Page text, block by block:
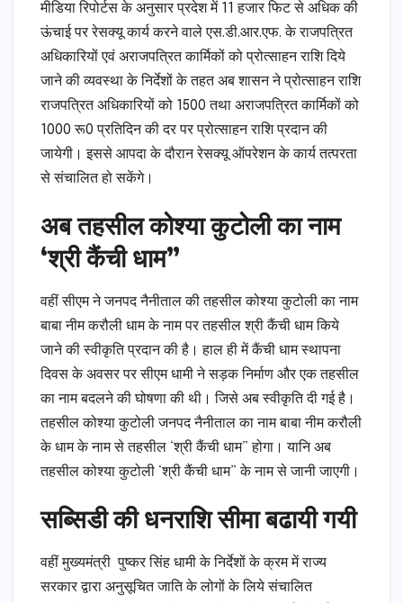
मीडिया रिपोर्टस के अनुसार प्रदेश में 11 हजार फिट से अधिक की
ऊंचाई पर रेसक्यू कार्य करने वाले एस.डी.आर.एफ. के राजपत्रित
अधिकारियों एवं अराजपत्रित कार्मिकों को प्रोत्साहन राशि दिये
जाने की व्यवस्था के निर्देशों के तहत अब शासन ने प्रोत्साहन राशि
राजपत्रित अधिकारियों को 1500 तथा अराजपत्रित कार्मिकों को
1000 रू0 प्रतिदिन की दर पर प्रोत्साहन राशि प्रदान की
जायेगी। इससे आपदा के दौरान रेसक्यू ऑपरेशन के कार्य तत्परता
से संचालित हो सकेंगे।
अब तहसील कोश्या कुटोली का नाम
‘श्री कैंची धाम”
वहीं सीएम ने जनपद नैनीताल की तहसील कोश्या कुटोली का नाम
बाबा नीम करौली धाम के नाम पर तहसील श्री कैंची धाम किये
जाने की स्वीकृति प्रदान की है। हाल ही में कैंची धाम स्थापना
दिवस के अवसर पर सीएम धामी ने सड़क निर्माण और एक तहसील
का नाम बदलने की घोषणा की थी। जिसे अब स्वीकृति दी गई है।
तहसील कोश्या कुटोली जनपद नैनीताल का नाम बाबा नीम करौली
के धाम के नाम से तहसील ‘श्री कैंची धाम” होगा। यानि अब
तहसील कोश्या कुटोली ‘श्री कैंची धाम” के नाम से जानी जाएगी।
सब्सिडी की धनराशि सीमा बढायी गयी
वहीं मुख्यमंत्री पुष्कर सिंह धामी के निर्देशों के क्रम में राज्य
सरकार द्वारा अनुसूचित जाति के लोगों के लिये संचालित